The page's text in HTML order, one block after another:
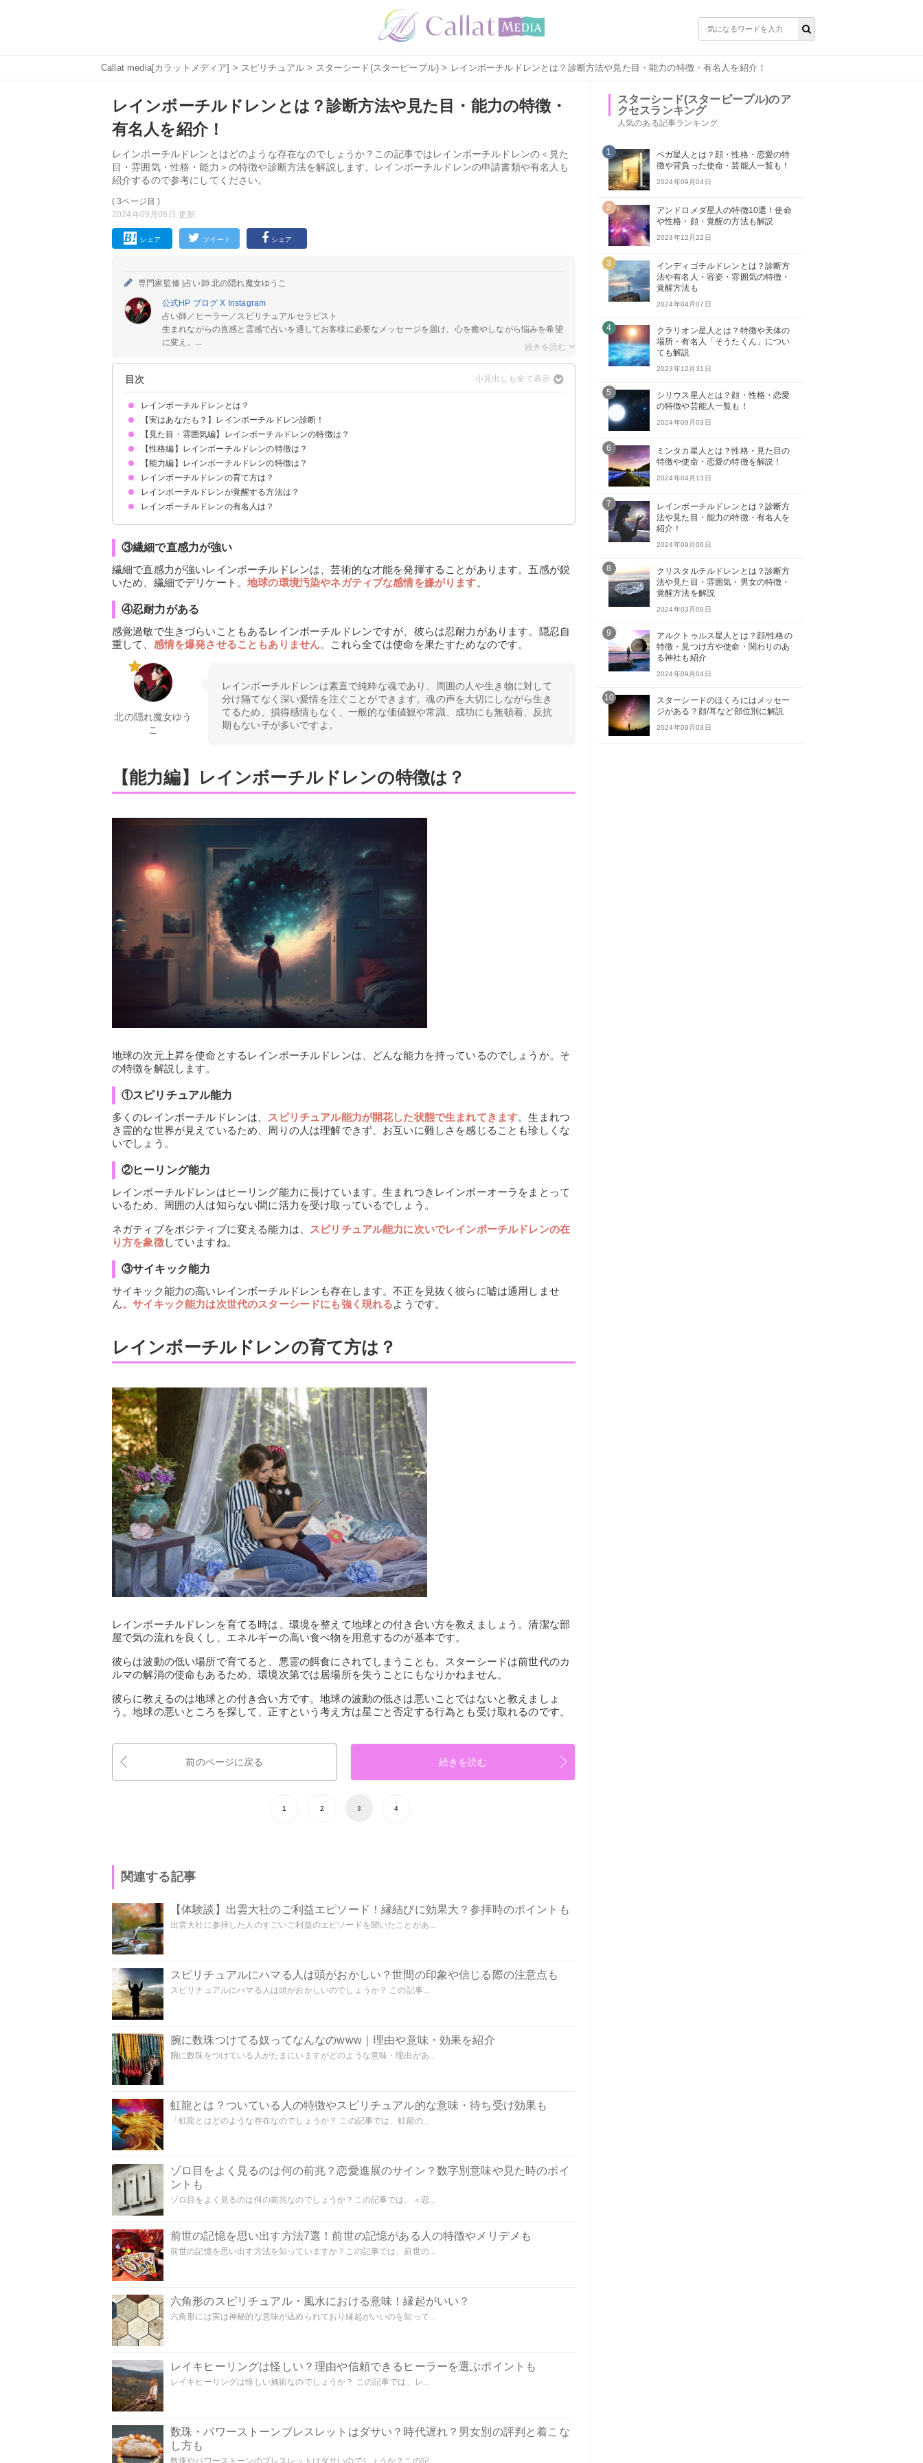
Callat media[カラットメディア] > スピリチュアル > スターシード(スターピープル) > レインボーチルドレンとは？診断方法や見た目・能力の特徴・有名人を紹介！
レインボーチルドレンとは？診断方法や見た目・能力の特徴・
有名人を紹介！
レインボーチルドレンとはどのような存在なのでしょうか？この記事ではレインボーチルドレンの＜見た
目・雰囲気・性格・能力＞の特徴や診断方法を解説します。レインボーチルドレンの申請書類や有名人も
紹介するので参考にしてください。
( 3ページ目 )
2024年09月06日 更新
シェア ツイート シェア
専門家監修 |占い師 北の隠れ魔女ゆうこ
公式HP ブログX Instagram
占い師／ヒーラー／スピリチュアルセラピスト
生まれながらの直感と霊感で占いを通してお客様に必要なメッセージを届け、心を癒やしながら悩みを希望
に変え、...
目次
レインボーチルドレンとは？
地球の次元上昇を使命として転生してきたスターシードの一種
2005年以降に生まれてきた世代の中にいる
【実はあなたも？】レインボーチルドレン診断！
【見た目・雰囲気編】レインボーチルドレンの特徴は？
①レインボーオーラ
②キラキラとした目
③カラフルな服装
【性格編】レインボーチルドレンの特徴は？
①穢れを知らない純粋さ
②優しい強さがある
③繊細で直感力が強い
④忍耐力がある
【能力編】レインボーチルドレンの特徴は？
①スピリチュアル能力
②ヒーリング能力
③サイキック能力
レインボーチルドレンの育て方は？
レインボーチルドレンが覚醒する方法は？
レインボーチルドレンの有名人は？
③繊細で直感力が強い
繊細で直感力が強いレインボーチルドレンは、芸術的な才能を発揮することがあります。五感が鋭
いため、繊細でデリケート。地球の環境汚染やネガティブな感情を嫌がります。
④忍耐力がある
感覚過敏で生きづらいこともあるレインボーチルドレンですが、彼らは忍耐力があります。隠忍自
重して、 感情を爆発させることもありません。これら全ては使命を果たすためなのです。
北の隠れ魔女ゆう
こ
レインボーチルドレンは素直で純粋な魂であり、周囲の人や生き物に対して
分け隔てなく深い愛情を注ぐことができます。魂の声を大切にしながら生き
てるため、損得感情もなく、一般的な価値観や常識、成功にも無頓着、反抗
期もない子が多いですよ。
【能力編】レインボーチルドレンの特徴は？
地球の次元上昇を使命とするレインボーチルドレンは、どんな能力を持っているのでしょうか。そ
の特徴を解説します。
①スピリチュアル能力
多くのレインボーチルドレンは、 スピリチュアル能力が開花した状態で生まれてきます。生まれつ
き霊的な世界が見えているため、周りの人は理解できず、お互いに難しさを感じることも珍しくな
いでしょう。
②ヒーリング能力
レインボーチルドレンはヒーリング能力に長けています。生まれつきレインボーオーラをまとって
いるため、周囲の人は知らない間に活力を受け取っているでしょう。
ネガティブをポジティブに変える能力は、スピリチュアル能力に次いでレインボーチルドレンの在
り方を象徴していますね。
③サイキック能力
サイキック能力の高いレインボーチルドレンも存在します。不正を見抜く彼らに嘘は通用しませ
ん。サイキック能力は次世代のスターシードにも強く現れるようです。
レインボーチルドレンの育て方は？
レインボーチルドレンを育てる時は、環境を整えて地球との付き合い方を教えましょう。清潔な部
屋で気の流れを良くし、エネルギーの高い食べ物を用意するのが基本です。
彼らは波動の低い場所で育てると、悪霊の餌食にされてしまうことも。スターシードは前世代のカ
ルマの解消の使命もあるため、環境次第では居場所を失うことにもなりかねません。
彼らに教えるのは地球との付き合い方です。地球の波動の低さは悪いことではないと教えましょ
う。地球の悪いところを探して、正すという考え方は星ごと否定する行為とも受け取れるのです。
前のページに戻る 続きを読む
1 2 3 4
関連する記事
【体験談】出雲大社のご利益エピソード！縁結びに効果大？参拝時のポイントも
出雲大社に参拝した人のすごいご利益のエピソードを聞いたことがあ...
スピリチュアルにハマる人は頭がおかしい？世間の印象や信じる際の注意点も
スピリチュアルにハマる人は頭がおかしいのでしょうか？ この記事...
腕に数珠つけてる奴ってなんなのwww｜理由や意味・効果を紹介
腕に数珠をつけている人がたまにいますがどのような意味・理由があ...
虹龍とは？ついている人の特徴やスピリチュアル的な意味・待ち受け効果も
「虹龍とはどのような存在なのでしょうか？ この記事では、虹龍の...
ゾロ目をよく見るのは何の前兆？恋愛進展のサイン？数字別意味や見た時のポイ
ントも
ゾロ目をよく見るのは何の前兆なのでしょうか？この記事では、＜恋...
前世の記憶を思い出す方法7選！前世の記憶がある人の特徴やメリデメも
前世の記憶を思い出す方法を知っていますか？この記事では、前世の...
六角形のスピリチュアル・風水における意味！縁起がいい？
六角形には実は神秘的な意味が込められており縁起がいいのを知って...
レイキヒーリングは怪しい？理由や信頼できるヒーラーを選ぶポイントも
レイキヒーリングは怪しい施術なのでしょうか？ この記事では、レ...
数珠・パワーストーンブレスレットはダサい？時代遅れ？男女別の評判と着こな
し方も
スターシード(スターピープル)のア
クセスランキング
人気のある記事ランキング
1
ベガ星人とは？顔・性格・恋愛の特
徴や背負った使命・芸能人一覧も！
2024年09月04日
2
アンドロメダ星人の特徴10選！使命
や性格・顔・覚醒の方法も解説
2023年12月22日
3
インディゴチルドレンとは？診断方
法や有名人・容姿・雰囲気の特徴・
覚醒方法も
2024年04月07日
4
クラリオン星人とは？特徴や天体の
場所・有名人「そうたくん」につい
ても解説
2023年12月31日
5
シリウス星人とは？顔・性格・恋愛
の特徴や芸能人一覧も！
2024年09月03日
6
ミンタカ星人とは？性格・見た目の
特徴や使命・恋愛の特徴を解説！
2024年04月13日
7
レインボーチルドレンとは？診断方
法や見た目・能力の特徴・有名人を
紹介！
2024年09月06日
8
クリスタルチルドレンとは？診断方
法や見た目・雰囲気・男女の特徴・
覚醒方法を解説
2024年03月09日
9
アルクトゥルス星人とは？顔/性格の
特徴・見つけ方や使命・関わりのあ
る神社も紹介
2024年09月04日
10
スターシードのほくろにはメッセー
ジがある？顔/耳など部位別に解説
2024年09月03日